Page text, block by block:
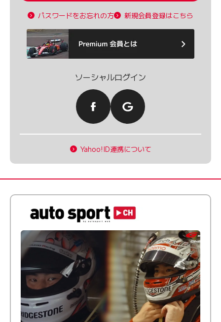
パスワードをお忘れの方 新規会員登録はこちら
ソーシャルログイン
Yahoo!ID連携について